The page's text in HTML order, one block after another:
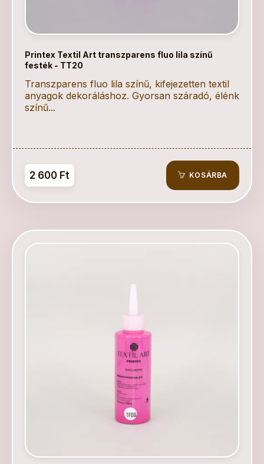
Printex Textil Art transzparens fluo lila színű
festék - TT20
Transzparens fluo lila színű, kifejezetten textil
anyagok dekoráláshoz. Gyorsan száradó, élénk
színű...
2 600 Ft KOSÁRBA